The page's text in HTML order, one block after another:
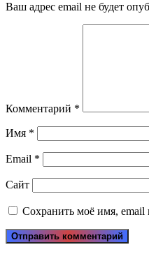
Ваш адрес email не будет
Комментарий *
Имя *
Email *
Сайт
Сохранить моё имя, email